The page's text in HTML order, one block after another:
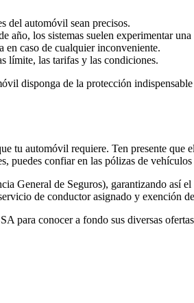
del automóvil sean precisos.
año, los sistemas suelen experimentar
en caso de cualquier inconveniente.
límite, las tarifas y las condiciones.
disponga de la protección
tu automóvil requiere. Ten presente
puedes confiar en las pólizas de vehículos
General de Seguros), garantizando así
de conductor asignado y exención
para conocer a fondo sus diversas